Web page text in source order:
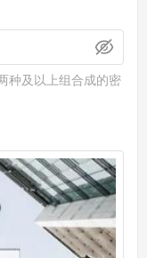
种及以上组合成的密